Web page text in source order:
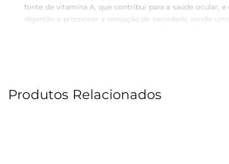
fonte de vitamina A, que contribui para a saúde ocular,
digestão e promover a sensação de saciedade, sendo
ótimos em pratos salgados, como saladas e carnes,
máximo os benefícios dos damascos secos, considere
Produtos Relacionados